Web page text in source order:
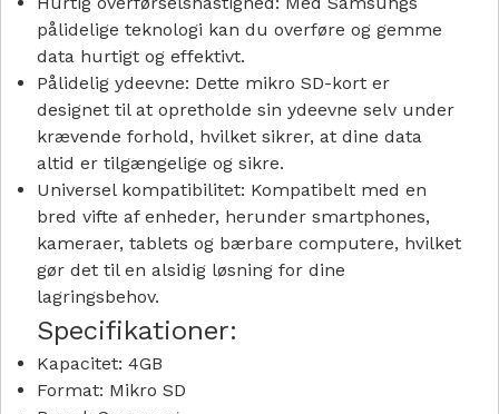
pålidelige teknologi kan du overføre og gemme
data hurtigt og effektivt.
Pålidelig ydeevne: Dette mikro SD-kort er
designet til at opretholde sin ydeevne selv under
krævende forhold, hvilket sikrer, at dine data
altid er tilgængelige og sikre.
Universel kompatibilitet: Kompatibelt med en
bred vifte af enheder, herunder smartphones,
kameraer, tablets og bærbare computere, hvilket
gør det til en alsidig løsning for dine
lagringsbehov.
Specifikationer:
Kapacitet: 4GB
Format: Mikro SD